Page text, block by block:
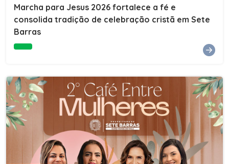
Marcha para Jesus 2026 fortalece a fé e
consolida tradição de celebração cristã em Sete
Barras